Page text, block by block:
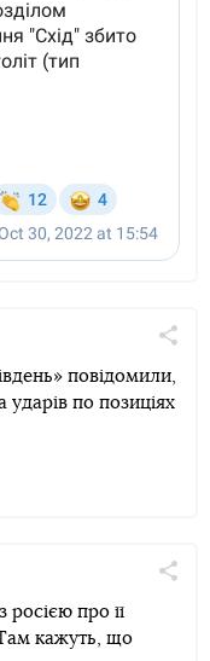
Twitter
повідомили,
ударів по позиціях
Twitter
про її
кажуть, що